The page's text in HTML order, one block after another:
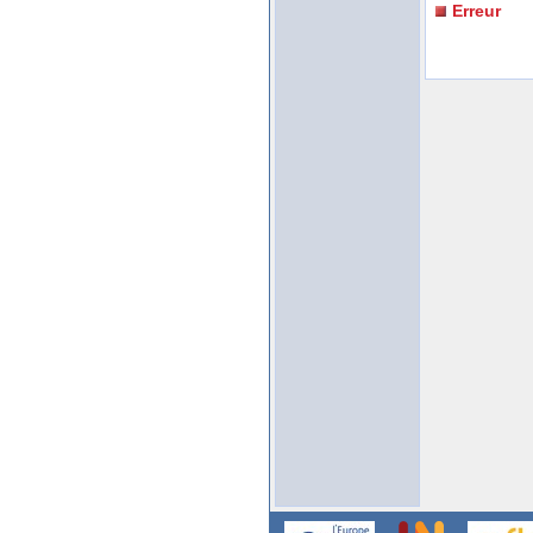
Erreur